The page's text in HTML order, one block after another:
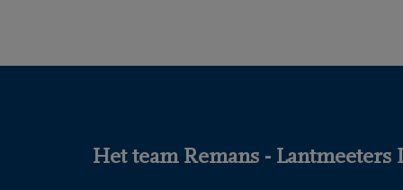
Het team Remans - Lantmeeters